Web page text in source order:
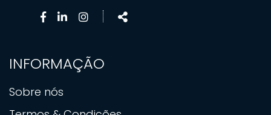
Facebook
Linkedin
page
Instagram
page
Share
INFORMAÇÃO
Sobre nós